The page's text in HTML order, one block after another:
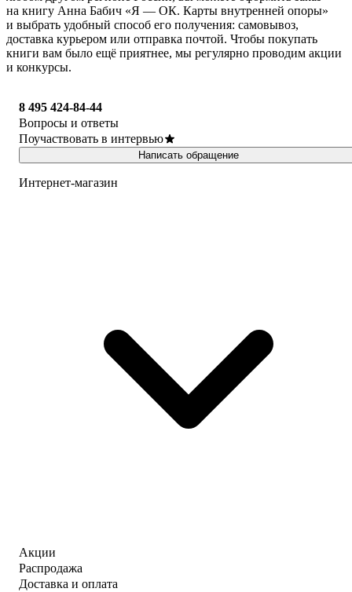
на книгу Анна Бабич «Я — ОК. Карты внутренней опоры»
и выбрать удобный способ его получения: самовывоз,
доставка курьером или отправка почтой. Чтобы покупать
книги вам было ещё приятнее, мы регулярно проводим акции
и конкурсы.
8 495 424-84-44
Вопросы и ответы
Поучаствовать в интервью
Написать обращение
Интернет-магазин
Акции
Распродажа
Доставка и оплата